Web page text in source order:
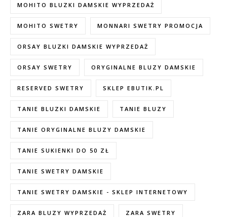
MOHITO BLUZKI DAMSKIE WYPRZEDAŻ
MOHITO SWETRY MONNARI SWETRY PROMOCJA
ORSAY BLUZKI DAMSKIE WYPRZEDAŻ
ORSAY SWETRY ORYGINALNE BLUZY DAMSKIE
RESERVED SWETRY SKLEP EBUTIK.PL
TANIE BLUZKI DAMSKIE TANIE BLUZY
TANIE ORYGINALNE BLUZY DAMSKIE
TANIE SUKIENKI DO 50 ZŁ
TANIE SWETRY DAMSKIE
TANIE SWETRY DAMSKIE - SKLEP INTERNETOWY
ZARA BLUZY WYPRZEDAŻ ZARA SWETRY